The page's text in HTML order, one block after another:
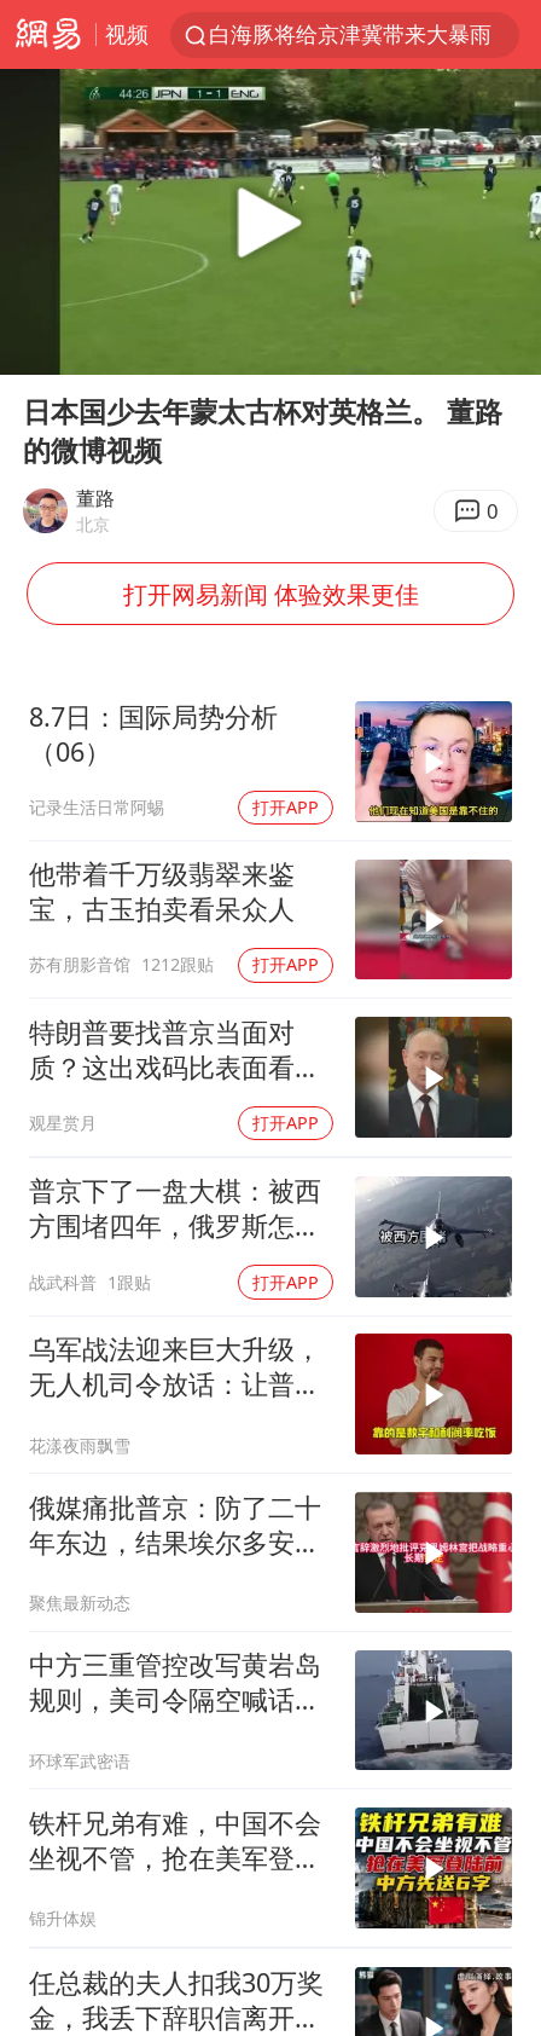
视频
白海豚将给京津冀带来大暴雨
刘嘉玲晒与周星驰合照
《披荆斩棘2026》阵容官宣
上海有出现龙卷潜势
香港高温刷新历史纪录
2025年小学教师减少13.19万
以军士兵把枪口对准中国记者
韩军前线部队连曝丑闻
《龙餐馆》 冲奖
构建更高水平的全民健身公共服务体系
奋力开创中国式现代化建设新局面
Play
日本国少去年蒙太古杯对英格兰。 董路
的微博视频
董路
北京 0
打开网易新闻 体验效果更佳
8.7日：国际局势分析
（06）
记录生活日常阿蜴 打开APP
他带着千万级翡翠来鉴
宝，古玉拍卖看呆众人
苏有朋影音馆 1212跟贴 打开APP
特朗普要找普京当面对
质？这出戏码比表面看起
观星赏月 打开APP
普京下了一盘大棋：被西
方围堵四年，俄罗斯怎么
反倒打出了国运翻盘？
战武科普 1跟贴 打开APP
乌军战法迎来巨大升级，
无人机司令放话：让普京
花漾夜雨飘雪
俄媒痛批普京：防了二十
年东边，结果埃尔多安把
聚焦最新动态
中方三重管控改写黄岩岛
规则，美司令隔空喊话露
环球军武密语
铁杆兄弟有难，中国不会
坐视不管，抢在美军登陆
锦升体娱
任总裁的夫人扣我30万奖
金，我丢下辞职信离开，